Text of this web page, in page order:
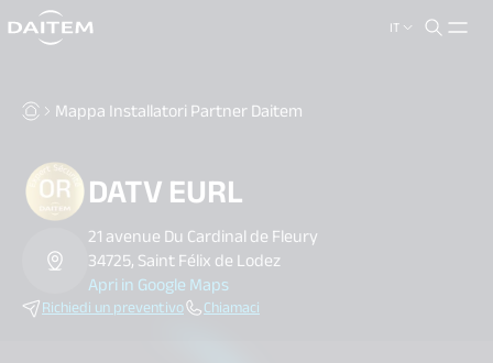
IT
search.label
Mappa Installatori Partner Daitem
DATV EURL
21 avenue Du Cardinal de Fleury
34725, Saint Félix de Lodez
Apri in Google Maps
Richiedi un preventivo Chiamaci